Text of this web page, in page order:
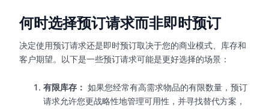
何时选择预订请求而非即时预订
决定使用预订请求还是即时预订取决于您的商业模式、库存和
客户期望。以下是一些预订请求可能是更好选择的场景：
有限库存： 如果您经常有高需求物品的有限数量，预订
请求允许您更战略性地管理可用性，并寻找替代方案，